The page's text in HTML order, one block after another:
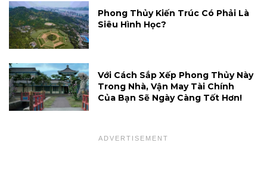
Phong Thủy Kiến Trúc Có Phải Là
Siêu Hình Học?
Với Cách Sắp Xếp Phong Thủy Này
Trong Nhà, Vận May Tài Chính
Của Bạn Sẽ Ngày Càng Tốt Hơn!